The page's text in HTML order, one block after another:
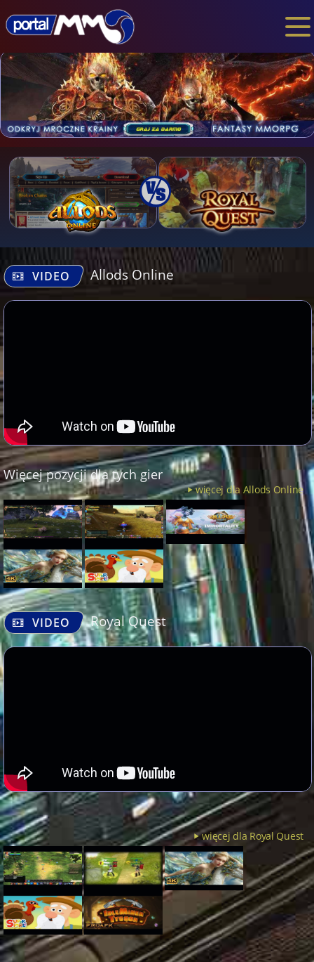
VIDEO Allods Online
Więcej pozycji dla tych gier
więcej dla Allods Online
VIDEO Royal Quest
więcej dla Royal Quest